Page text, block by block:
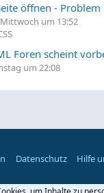
öffnen -
Mittwoch um 13:52
Foren scheint
um 22:08
Datenschutz Hilfe